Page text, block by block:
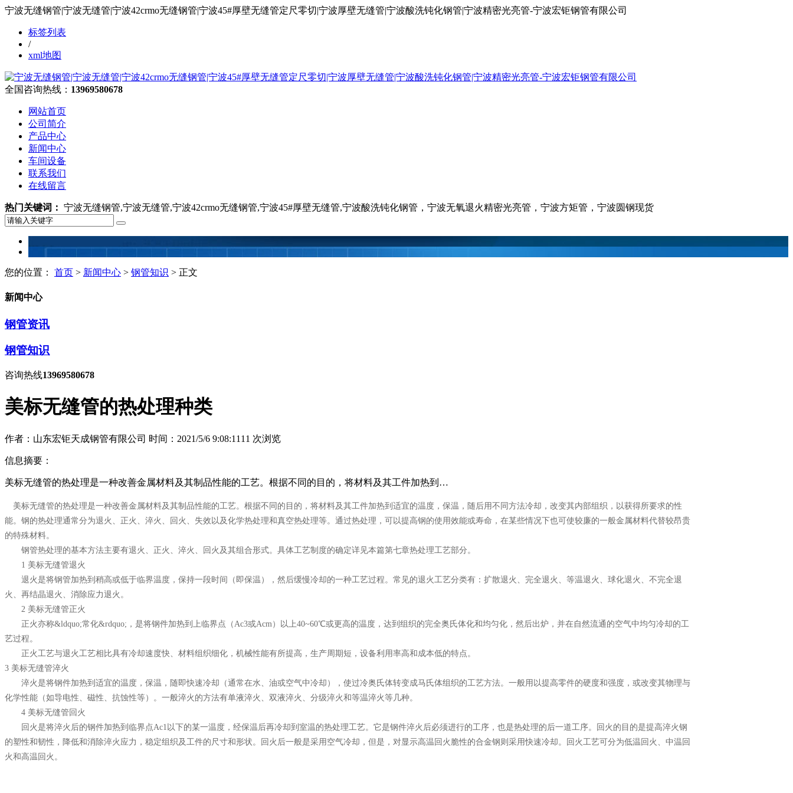
宁波无缝钢管|宁波无缝管|宁波42crmo无缝钢管|宁波45#厚壁无缝管定尺零切|宁波厚壁无缝管|宁波酸洗钝化钢管|宁波精密光亮管-宁波宏钜钢管有限公司
标签列表
/
xml地图
全国咨询热线： 13969580678
网站首页
公司简介
产品中心
新闻中心
车间设备
联系我们
在线留言
热门关键词： 宁波无缝钢管,宁波无缝管,宁波42crmo无缝钢管,宁波45#厚壁无缝管,宁波酸洗钝化钢管，宁波无氧退火精密光亮管，宁波方矩管，宁波圆钢现货
您的位置： 首页 > 新闻中心 > 钢管知识 > 正文
新闻中心
钢管资讯
钢管知识
咨询热线13969580678
美标无缝管的热处理种类
作者：山东宏钜天成钢管有限公司 时间：2021/5/6 9:08:11 11 次浏览
信息摘要：
美标无缝管的热处理是一种改善金属材料及其制品性能的工艺。根据不同的目的，将材料及其工件加热到…
美标无缝管的热处理是一种改善金属材料及其制品性能的工艺。根据不同的目的，将材料及其工件加热到适宜的温度，保温，随后用不同方法冷却，改变其内部组织，以获得所要求的性
能。钢的热处理通常分为退火、正火、淬火、回火、失效以及化学热处理和真空热处理等。通过热处理，可以提高钢的使用效能或寿命，在某些情况下也可使较廉的一般金属材料代替较昂贵
的特殊材料。
钢管热处理的基本方法主要有退火、正火、淬火、回火及其组合形式。具体工艺制度的确定详见本篇第七章热处理工艺部分。
1 美标无缝管退火
退火是将钢管加热到稍高或低于临界温度，保持一段时间（即保温），然后缓慢冷却的一种工艺过程。常见的退火工艺分类有：扩散退火、完全退火、等温退火、球化退火、不完全退
火、再结晶退火、消除应力退火。
2 美标无缝管正火
正火亦称&ldquo;常化&rdquo;，是将钢件加热到上临界点（Ac3或Acm）以上40~60℃或更高的温度，达到组织的完全奥氏体化和均匀化，然后出炉，并在自然流通的空气中均匀冷却的工
艺过程。
正火工艺与退火工艺相比具有冷却速度快、材料组织细化，机械性能有所提高，生产周期短，设备利用率高和成本低的特点。
3 美标无缝管淬火
淬火是将钢件加热到适宜的温度，保温，随即快速冷却（通常在水、油或空气中冷却），使过冷奥氏体转变成马氏体组织的工艺方法。一般用以提高零件的硬度和强度，或改变其物理与
化学性能（如导电性、磁性、抗蚀性等）。一般淬火的方法有单液淬火、双液淬火、分级淬火和等温淬火等几种。
4 美标无缝管回火
回火是将淬火后的钢件加热到临界点Ac1以下的某一温度，经保温后再冷却到室温的热处理工艺。它是钢件淬火后必须进行的工序，也是热处理的后一道工序。回火的目的是提高淬火钢
的塑性和韧性，降低和消除淬火应力，稳定组织及工件的尺寸和形状。回火后一般是采用空气冷却，但是，对显示高温回火脆性的合金钢则采用快速冷却。回火工艺可分为低温回火、中温回
火和高温回火。